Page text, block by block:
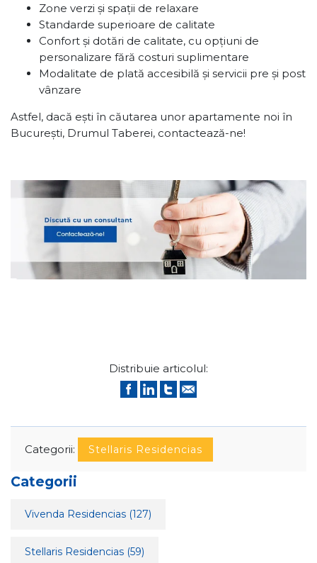
Zone verzi și spații de relaxare
Standarde superioare de calitate
Confort și dotări de calitate, cu opțiuni de
personalizare fără costuri suplimentare
Modalitate de plată accesibilă și servicii pre și post
vânzare
Astfel, dacă ești în căutarea unor apartamente noi în
București, Drumul Taberei, contactează-ne!
Distribuie articolul:
Categorii: Stellaris Residencias
Categorii
Vivenda Residencias (127)
Stellaris Residencias (59)